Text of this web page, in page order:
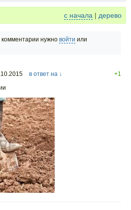
с начала | дерево
комментарии нужно войти или
в ответ на ↓
+1